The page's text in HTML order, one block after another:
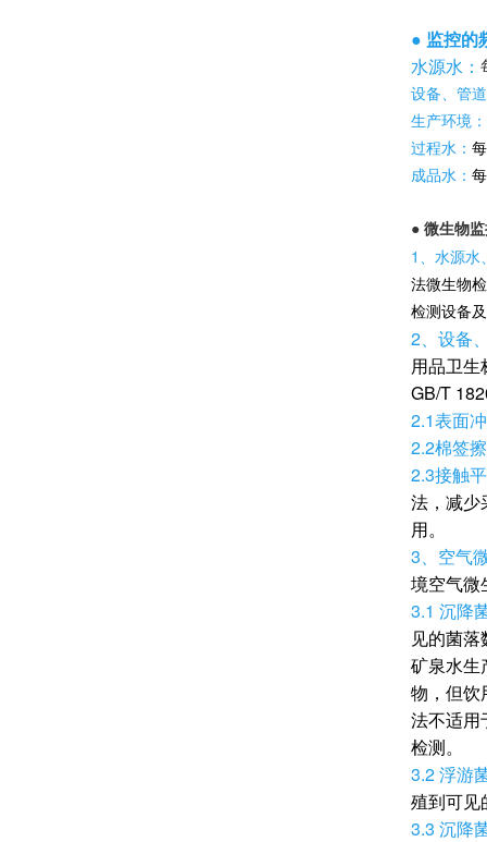
● 监控的
水源水：
设备、管
生产环境：
过程水：
成品水：
● 微生物
1、水源水
法微生物
检测设备
2、设备
用品卫生
GB/T
2.1表面
2.2棉签
2.3接触
法，减少
用。
3、空气
境空气微
3.1 沉降
见的菌
矿泉水生
物，但饮
法不适用
检测。
3.2 浮游
殖到可见
3.3 沉降